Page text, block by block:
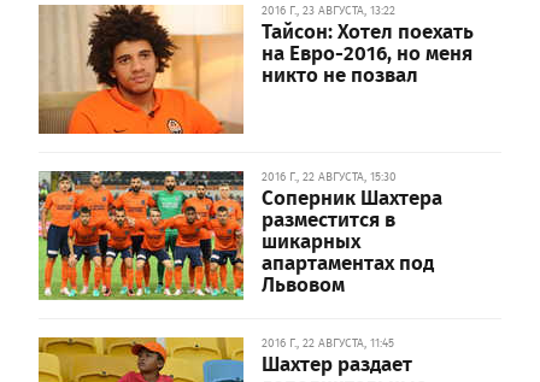
2016 Г., 23 АВГУСТА, 13:22
Тайсон: Хотел поехать
на Евро-2016, но меня
никто не позвал
2016 Г., 22 АВГУСТА, 15:30
Соперник Шахтера
разместится в
шикарных
апартаментах под
Львовом
2016 Г., 22 АВГУСТА, 11:45
Шахтер раздает